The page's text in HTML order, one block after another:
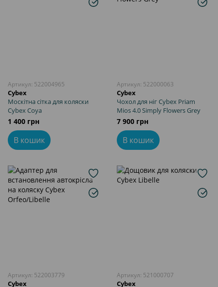
Артикул: 522004965
Cybex
Москітна сітка для коляски
Cybex Coya
1 400 грн
В кошик
Артикул: 522000063
Cybex
Чохол для ніг Cybex Priam
Mios 4.0 Simply Flowers Grey
7 900 грн
В кошик
Артикул: 522003779
Cybex
Артикул: 521000707
Cybex